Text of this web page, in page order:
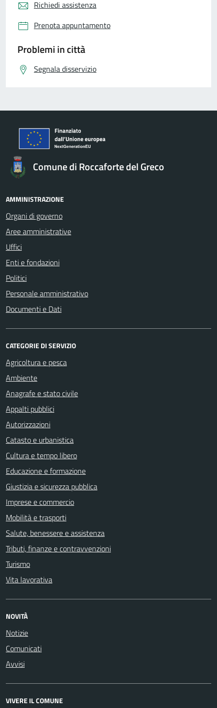
Richiedi assistenza
Prenota appuntamento
Problemi in città
Segnala disservizio
Comune di Roccaforte del Greco
AMMINISTRAZIONE
Organi di governo
Aree amministrative
Uffici
Enti e fondazioni
Politici
Personale amministrativo
Documenti e Dati
CATEGORIE DI SERVIZIO
Agricoltura e pesca
Ambiente
Anagrafe e stato civile
Appalti pubblici
Autorizzazioni
Catasto e urbanistica
Cultura e tempo libero
Educazione e formazione
Giustizia e sicurezza pubblica
Imprese e commercio
Mobilità e trasporti
Salute, benessere e assistenza
Tributi, finanze e contravvenzioni
Turismo
Vita lavorativa
NOVITÀ
Notizie
Comunicati
Avvisi
VIVERE IL COMUNE